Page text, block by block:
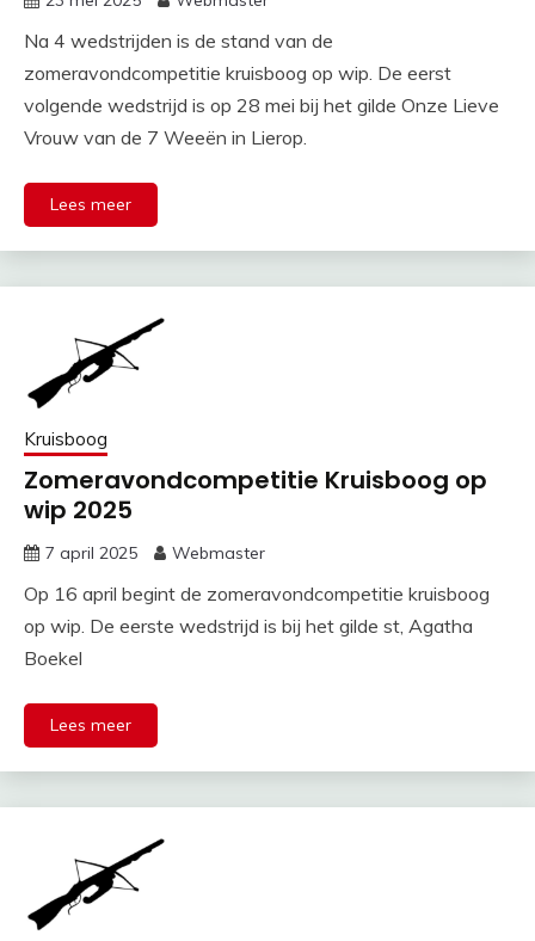
Na 4 wedstrijden is de stand van de
zomeravondcompetitie kruisboog op wip. De eerst
volgende wedstrijd is op 28 mei bij het gilde Onze Lieve
Vrouw van de 7 Weeën in Lierop.
Lees meer
Kruisboog
Zomeravondcompetitie Kruisboog op
wip 2025
7 april 2025 Webmaster
Op 16 april begint de zomeravondcompetitie kruisboog
op wip. De eerste wedstrijd is bij het gilde st, Agatha
Boekel
Lees meer